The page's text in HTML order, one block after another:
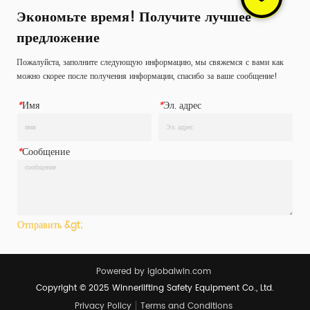
фитинги и имеют решающее
значение для крепления г...
Экономьте время! Получите лучшее
предложение
Пожалуйста, заполните следующую информацию, мы свяжемся с вами как
можно скорее после получения информации, спасибо за ваше сообщение!
*Имя *Эл. адрес
*Сообщение
Отправить &gt;
Powered by iglobalwin.com
Copyright © 2025 Winnerlifting Safety Equipment Co., Ltd.
Privacy Policy
Terms and Conditions